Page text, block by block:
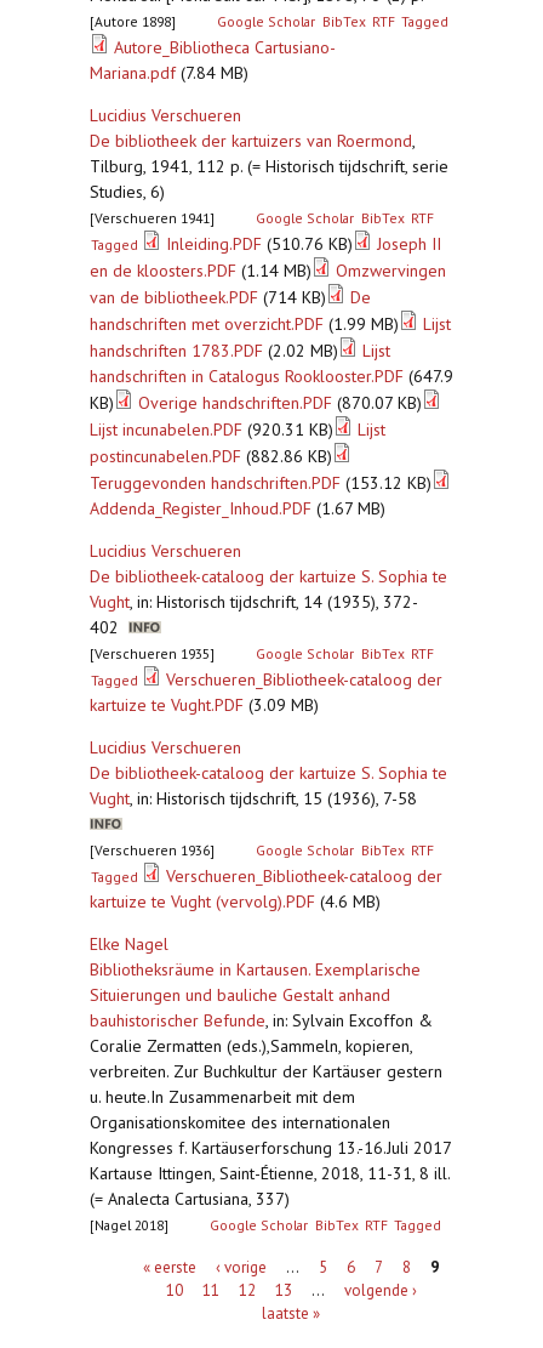
[Autore 1898] Google Scholar BibTex RTF Tagged
Autore_Bibliotheca Cartusiano-
Mariana.pdf(7.84 MB)
Lucidius Verschueren
De bibliotheek der kartuizers van Roermond,
Tilburg, 1941, 112 p. (= Historisch tijdschrift, serie
Studies, 6)
[Verschueren 1941] Google Scholar BibTex RTF
Tagged
Inleiding.PDF (510.76 KB)
Joseph II
en de kloosters.PDF (1.14 MB)
Omzwervingen
van de bibliotheek.PDF (714 KB)
De
handschriften met overzicht.PDF (1.99 MB)
Lijst
handschriften 1783.PDF (2.02 MB)
Lijst
handschriften in Catalogus Rooklooster.PDF (647.9
KB)
Overige handschriften.PDF (870.07 KB)
Lijst incunabelen.PDF (920.31 KB)
Lijst
postincunabelen.PDF (882.86 KB)
Teruggevonden handschriften.PDF (153.12 KB)
Addenda_Register_Inhoud.PDF (1.67 MB)
Lucidius Verschueren
De bibliotheek-cataloog der kartuize S. Sophia te
Vught, in: Historisch tijdschrift, 14 (1935), 372-
402
[Verschueren 1935] Google Scholar BibTex RTF
Tagged
Verschueren_Bibliotheek-cataloog der
kartuize te Vught.PDF (3.09 MB)
Lucidius Verschueren
De bibliotheek-cataloog der kartuize S. Sophia te
Vught, in: Historisch tijdschrift, 15 (1936), 7-58
[Verschueren 1936] Google Scholar BibTex RTF
Tagged
Verschueren_Bibliotheek-cataloog der
kartuize te Vught (vervolg).PDF (4.6 MB)
Elke Nagel
Bibliotheksräume in Kartausen. Exemplarische
Situierungen und bauliche Gestalt anhand
bauhistorischer Befunde, in: Sylvain Excoffon &
Coralie Zermatten (eds.),Sammeln, kopieren,
verbreiten. Zur Buchkultur der Kartäuser gestern
u. heute.In Zusammenarbeit mit dem
Organisationskomitee des internationalen
Kongresses f. Kartäuserforschung 13.-16.Juli 2017
Kartause Ittingen, Saint-Étienne, 2018, 11-31, 8 ill.
(= Analecta Cartusiana, 337)
[Nagel 2018] Google Scholar BibTex RTF Tagged
Pagina's« eerste ‹ vorige … 5 6 7 8
9
10
11 12 13 …
volgende ›
laatste »